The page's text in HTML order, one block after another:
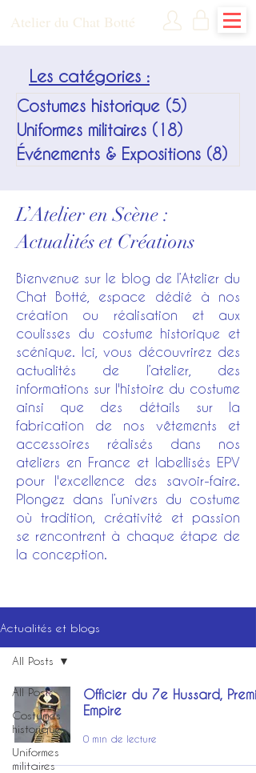
Atelier du Chat Botté
Les catégories :
Costumes historique (5)
Uniformes militaires (18)
Événements & Expositions (8)
L’Atelier en Scène :
Actualités et Créations
Bienvenue sur le blog de l’Atelier du
Chat Botté, espace dédié à nos
création ou réalisation et aux
coulisses du costume historique et
scénique. Ici, vous découvrirez des
actualités de l’atelier, des
informations sur l'histoire du costume
ainsi que des détails sur la
fabrication de nos vêtements et
accessoires réalisés dans nos
ateliers en France et labellisés EPV
pour l'excellence des savoir-faire.
Plongez dans l’univers du costume
où tradition, créativité et passion
se rencontrent à chaque étape de
la conception.
Actualités et blogs
All Posts
Costumes
historique
Uniformes
militaires
All Posts
Officier du 7e Hussard,
Empire
0 min de lecture